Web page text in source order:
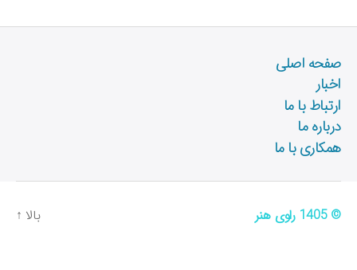
صفحه اصلی
اخبار
ارتباط با ما
درباره ما
همکاری با ما
© 1405 راوی هنر بالا ↑